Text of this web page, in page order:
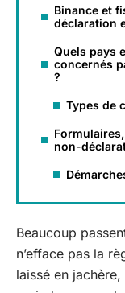
Binance et
déclaration
Quels pays
concernés
?
Types de
non-
Beaucoup
n’efface pas la
laissé en